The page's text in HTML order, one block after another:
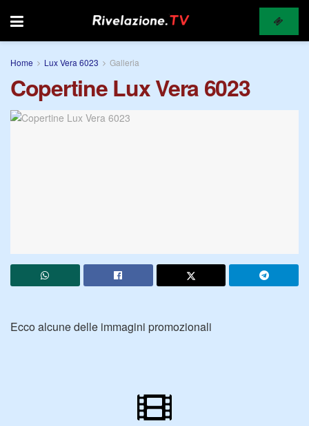
Home Lux Vera 6023 Galleria
Copertine Lux Vera 6023
Ecco alcune delle immagini promozionali